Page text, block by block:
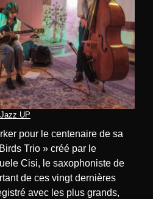
UP
Trio » créé par le
Cisi, le saxophoniste de
de ces vingt dernières
avec les plus grands,